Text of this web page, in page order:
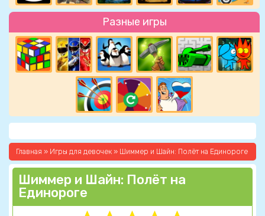
Разные игры
Главная » Игры для девочек » Шиммер и Шайн: Полёт на Единороге
Шиммер и Шайн: Полёт на
Единороге